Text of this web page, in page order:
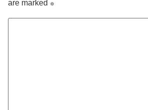
are marked *